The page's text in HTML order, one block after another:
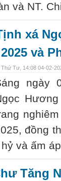
và NT.
xá
và
Thứ Tư, 14:08 04-02-
ngày
đồng
và ấm
Tăng